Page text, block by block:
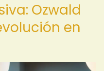
Ozwald
en